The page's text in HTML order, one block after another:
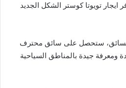
ايجار تويوتا كوستر الشكل الجديد
ستحصل على سائق محترف
ومعرفة جيدة بالمناطق السياحية